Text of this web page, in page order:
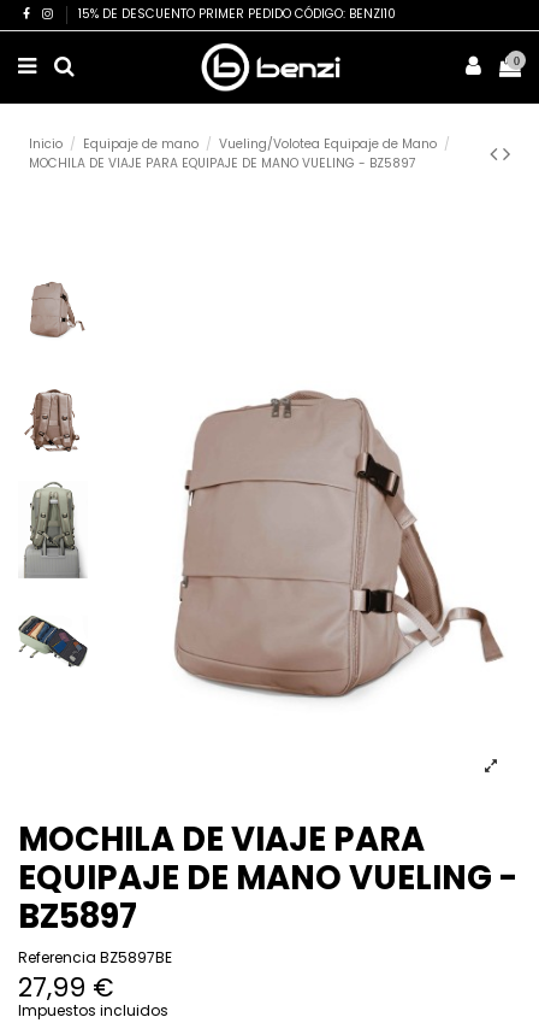
15% DE DESCUENTO PRIMER PEDIDO CÓDIGO: BENZI10
0
Inicio Equipaje de mano
Vueling/Volotea Equipaje de Mano
MOCHILA DE VIAJE PARA EQUIPAJE DE MANO VUELING - BZ5897
MOCHILA DE VIAJE PARA
EQUIPAJE DE MANO VUELING -
BZ5897
Referencia BZ5897BE
27,99 €
Impuestos incluidos